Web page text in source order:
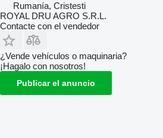
Rumanía, Cristesti
ROYAL DRU AGRO S.R.L.
Contacte con el vendedor
¿Vende vehículos o maquinaria?
¡Hagalo con nosotros!
Publicar el anuncio